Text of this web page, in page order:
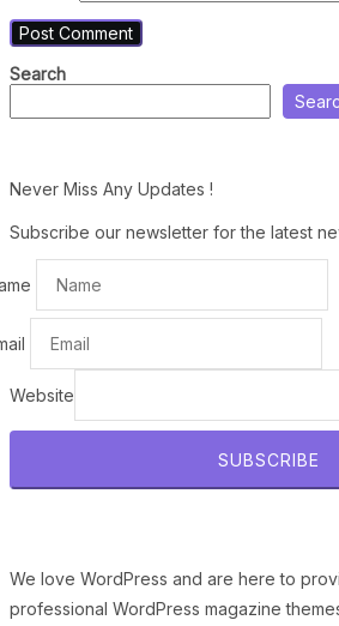
Search
Never Miss Any Updates !
Subscribe our newsletter for the latest
Website
SUBSCRIBE
We love WordPress and are here to
professional WordPress magazine